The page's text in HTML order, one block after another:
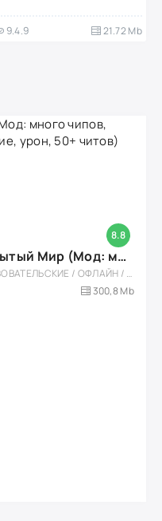
9.4.9 21.72 Mb
8.8
Toilet Fight Открытый Мир (Мод: много чипов, денег, все открыто, бессмертие, урон, 50+ читов)
АРКАДЫ / ОДНОПОЛЬЗОВАТЕЛЬСКИЕ / ОФЛАЙН / МОД / РОЛЕВЫЕ / ШУТЕРЫ / ОТКРЫТЫЙ МИР / ВСТРОЕННЫЙ КЕШ / 3D / ЭКШЕНЫ / ТУАЛЕТНЫЕ ВОЙНЫ / ДЛЯ ДЕТЕЙ
300,8 Mb